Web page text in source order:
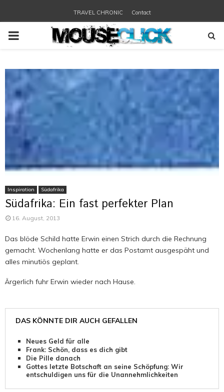
TRAVEL CHRONIC Contact
PRIMARY
Inspiration Südafrika
Südafrika: Ein fast perfekter Plan
16. August, 2013
Das blöde Schild hatte Erwin einen Strich durch die Rechnung
gemacht. Wochenlang hatte er das Postamt ausgespäht und
alles minutiös geplant.
Ärgerlich fuhr Erwin wieder nach Hause.
DAS KÖNNTE DIR AUCH GEFALLEN
Neues Geld für alle
Frank: Schön, dass es dich gibt
Die Pille danach
Gottes letzte Botschaft an seine Schöpfung: Wir
entschuldigen uns für die Unannehmlichkeiten